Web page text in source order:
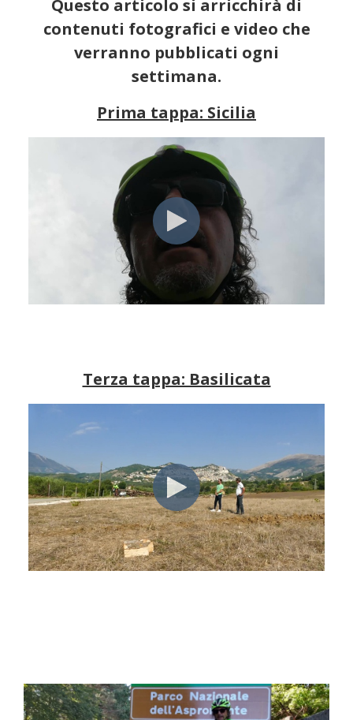
Questo articolo si arricchirà di
contenuti fotografici e video che
verranno pubblicati ogni
settimana.
Prima tappa: Sicilia
Terza tappa: Basilicata